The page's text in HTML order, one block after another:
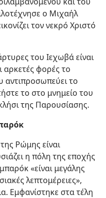
ο Μιχαήλ
τον νεκρό Χριστό
του Ιεχωβά είναι
αρκετές φορές το
αντιπροσωπεύει το
το στο μνημείο του
της Παρουσίασης.
Ρώμης είναι
η πόλη της εποχής
«είναι μεγάλης
λεπτομέρειες»,
Εμφανίστηκε στα τέλη